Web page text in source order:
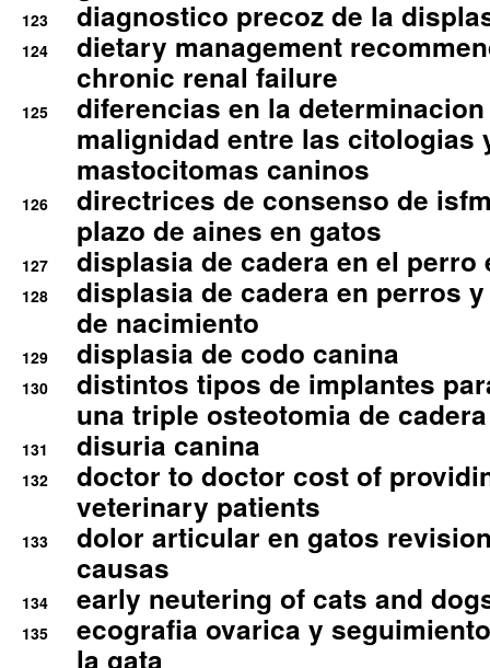
123 diagnostico precoz de la
124
dietary management
chronic renal failure
125
diferencias en la
malignidad entre las citologias
mastocitomas caninos
126
directrices de consenso de
plazo de aines en gatos
127 displasia de cadera en el perro
128
displasia de cadera en perros
de nacimiento
129 displasia de codo canina
130
distintos tipos de implantes
una triple osteotomia de cadera
131 disuria canina
132
doctor to doctor cost of
veterinary patients
133
dolor articular en gatos
causas
134 early neutering of cats and
135
ecografia ovarica y
la gata